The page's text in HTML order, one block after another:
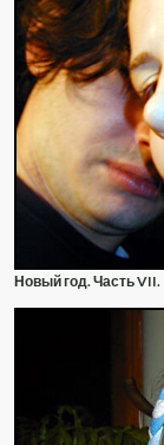
Новый год. Часть VII.